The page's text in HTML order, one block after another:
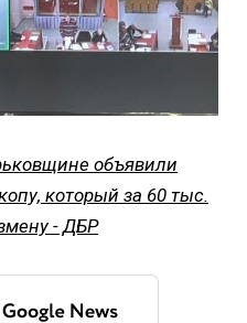
объявили
который за 60 тыс.
- ДБР